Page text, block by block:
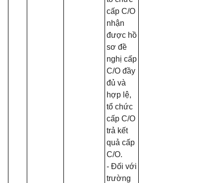
cấp C/O
nhận
được hồ
sơ đề
nghị cấp
C/O đầy
đủ và
hợp lệ,
tổ chức
cấp C/O
trả kết
quả cấp
C/O.
- Đối với
trường